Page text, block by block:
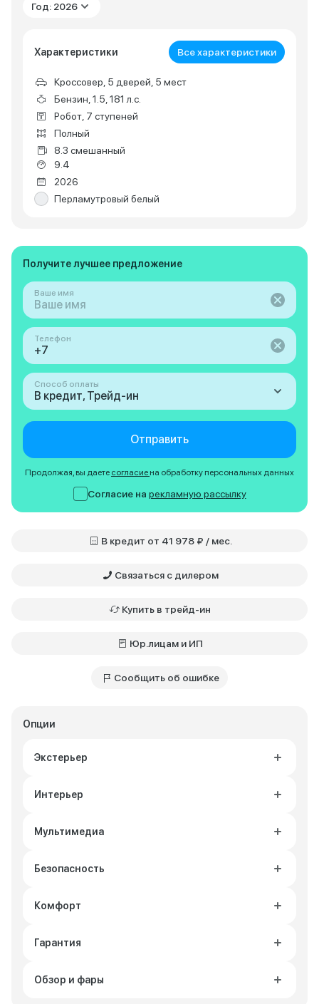
Год: 2026
Характеристики Все характеристики
Кроссовер, 5 дверей, 5 мест
Бензин, 1.5, 181 л.с.
Робот, 7 ступеней
Полный
8.3 смешанный
9.4
2026
Перламутровый белый
Опции
Экстерьер
Интерьер
Мультимедиа
Безопасность
Комфорт
Гарантия
Обзор и фары
Получите лучшее предложение
Ваше имя
Телефон
Способ оплаты
В кредит, Трейд-ин
Отправить
Продолжая, вы даете согласие на обработку персональных данных
Согласие на рекламную рассылку
В кредит от 41 978 ₽ / мес.
Связаться с дилером
Купить в трейд-ин
Юр.лицам и ИП
Сообщить об ошибке